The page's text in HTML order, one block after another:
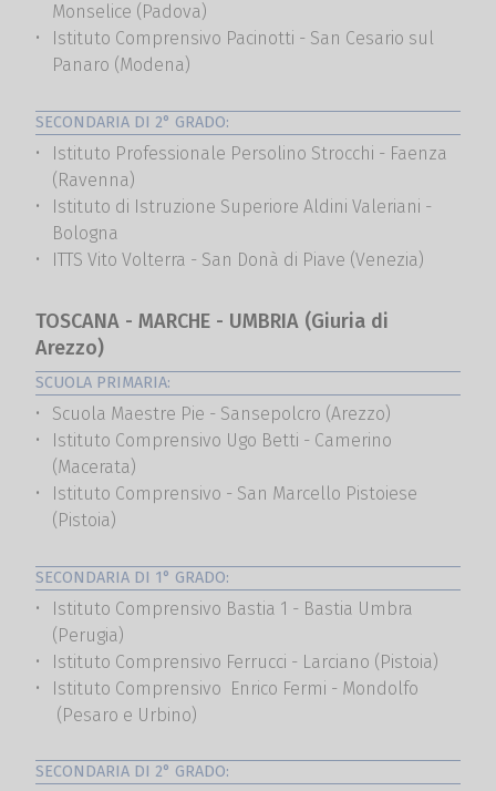
Monselice (Padova)
Istituto Comprensivo Pacinotti - San Cesario sul
Panaro (Modena)
SECONDARIA DI 2° GRADO:
Istituto Professionale Persolino Strocchi - Faenza
(Ravenna)
Istituto di Istruzione Superiore Aldini Valeriani -
Bologna
ITTS Vito Volterra - San Donà di Piave (Venezia)
TOSCANA - MARCHE - UMBRIA (Giuria di
Arezzo)
SCUOLA PRIMARIA:
Scuola Maestre Pie - Sansepolcro (Arezzo)
Istituto Comprensivo Ugo Betti - Camerino
(Macerata)
Istituto Comprensivo - San Marcello Pistoiese
(Pistoia)
SECONDARIA DI 1° GRADO:
Istituto Comprensivo Bastia 1 - Bastia Umbra
(Perugia)
Istituto Comprensivo Ferrucci - Larciano (Pistoia)
Istituto Comprensivo Enrico Fermi - Mondolfo
(Pesaro e Urbino)
SECONDARIA DI 2° GRADO: